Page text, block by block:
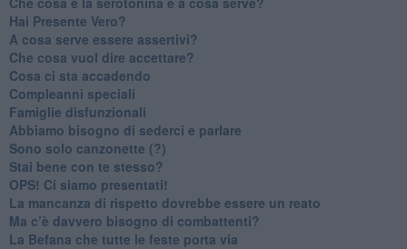
​Hai Presente Vero?
A cosa serve essere assertivi?
​Che cosa vuol dire accettare?
​Cosa ci sta accadendo
​Compleanni speciali
​Famiglie disfunzionali
​Abbiamo bisogno di sederci e parlare
Sono solo canzonette (?)
​Stai bene con te stesso?
​OPS! Ci siamo presentati!
​La mancanza di rispetto dovrebbe essere un reato
​Ma c’è davvero bisogno di combattenti?
​La Befana che tutte le feste porta via